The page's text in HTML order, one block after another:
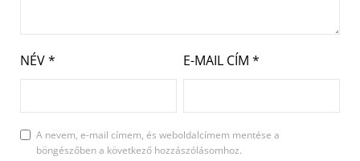
NÉV* E-MAIL CÍM *
A nevem, e-mail címem, és weboldalcímem mentése a
böngészőben a következő hozzászólásomhoz.